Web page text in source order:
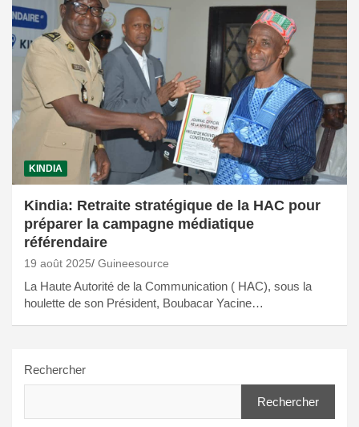
KINDIA
Kindia: Retraite stratégique de la HAC pour
préparer la campagne médiatique
référendaire
19 août 2025 Guineesource
La Haute Autorité de la Communication ( HAC), sous la
houlette de son Président, Boubacar Yacine…
Rechercher
Rechercher